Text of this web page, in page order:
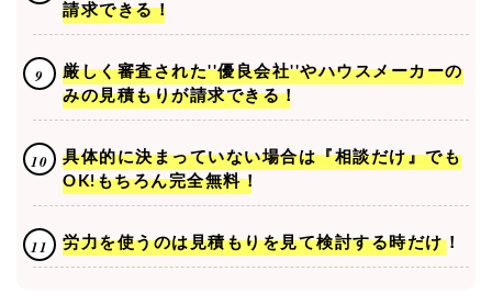
請求できる！
厳しく審査された''優良会社''やハウスメーカーの
みの見積もりが請求できる！
具体的に決まっていない場合は『相談だけ』でも
OK!もちろん完全無料！
労力を使うのは見積もりを見て検討する時だけ！